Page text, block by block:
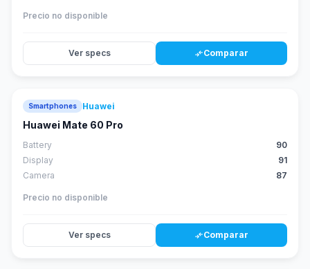
Precio no disponible
Ver specs compare_arrowsComparar
Smartphones Huawei
Huawei Mate 60 Pro
Battery
90
Display
91
Camera
87
Precio no disponible
Ver specs compare_arrowsComparar